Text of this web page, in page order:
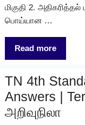
மிகுதி 2.
பொய்யான …
Read more
TN 4th
Answers |
அறிவுநிலா